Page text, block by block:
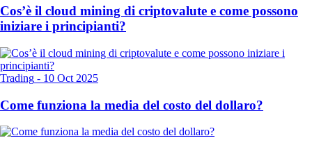
Cos’è il cloud mining di criptovalute e come possono
iniziare i principianti?
Trading - 10 Oct 2025
Come funziona la media del costo del dollaro?